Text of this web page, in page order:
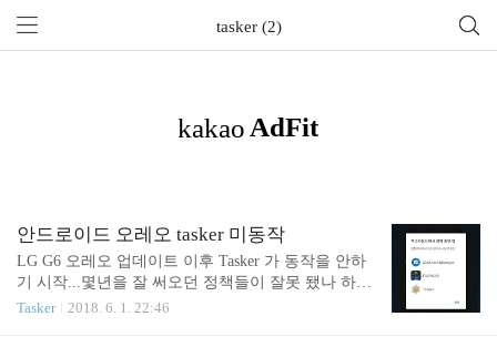
tasker (2)
안드로이드 오레오 tasker 미동작
LG G6 오레오 업데이트 이후 Tasker 가 동작을 안하
기 시작...몇년을 잘 써오던 정책들이 잘못 됐나 하고
수정도 해보고 cell id 재스캔도 해보고별 짓을 다 했
Tasker 2018. 6. 1. 22:46